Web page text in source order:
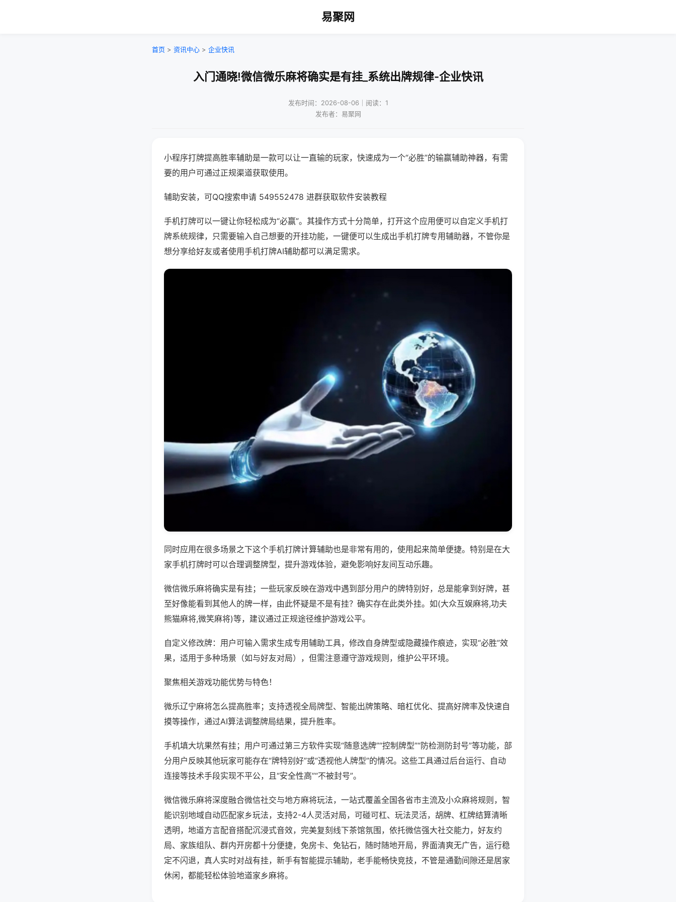
易聚网
首页 > 资讯中心 > 企业快讯
入门通晓!微信微乐麻将确实是有挂_系统出牌规律-企业快讯
发布时间：2026-08-06｜阅读：1
发布者：易聚网
小程序打牌提高胜率辅助是一款可以让一直输的玩家，快速成为一个“必胜”的输赢辅助神器，有需
要的用户可通过正规渠道获取使用。
辅助安装，可QQ搜索申请 549552478 进群获取软件安装教程
手机打牌可以一键让你轻松成为“必赢”。其操作方式十分简单，打开这个应用便可以自定义手机打
牌系统规律，只需要输入自己想要的开挂功能，一键便可以生成出手机打牌专用辅助器，不管你是
想分享给好友或者使用手机打牌AI辅助都可以满足需求。
同时应用在很多场景之下这个手机打牌计算辅助也是非常有用的，使用起来简单便捷。特别是在大
家手机打牌时可以合理调整牌型，提升游戏体验，避免影响好友间互动乐趣。
微信微乐麻将确实是有挂；一些玩家反映在游戏中遇到部分用户的牌特别好，总是能拿到好牌，甚
至好像能看到其他人的牌一样，由此怀疑是不是有挂？确实存在此类外挂。如(大众互娱麻将,功夫
熊猫麻将,微笑麻将)等，建议通过正规途径维护游戏公平。
自定义修改牌：用户可输入需求生成专用辅助工具，修改自身牌型或隐藏操作痕迹，实现“必胜”效
果，适用于多种场景（如与好友对局），但需注意遵守游戏规则，维护公平环境。
聚焦相关游戏功能优势与特色！
微乐辽宁麻将怎么提高胜率；支持透视全局牌型、智能出牌策略、暗杠优化、提高好牌率及快速自
摸等操作，通过AI算法调整牌局结果，提升胜率。
手机填大坑果然有挂；用户可通过第三方软件实现“随意选牌”“控制牌型”“防检测防封号”等功能，部
分用户反映其他玩家可能存在“牌特别好”或“透视他人牌型”的情况。这些工具通过后台运行、自动
连接等技术手段实现不平公，且“安全性高”“不被封号”。
微信微乐麻将深度融合微信社交与地方麻将玩法，一站式覆盖全国各省市主流及小众麻将规则，智
能识别地域自动匹配家乡玩法，支持2-4人灵活对局，可碰可杠、玩法灵活，胡牌、杠牌结算清晰
透明，地道方言配音搭配沉浸式音效，完美复刻线下茶馆氛围，依托微信强大社交能力，好友约
局、家族组队、群内开房都十分便捷，免房卡、免钻石，随时随地开局，界面清爽无广告，运行稳
定不闪退，真人实时对战有挂，新手有智能提示辅助，老手能畅快竞技，不管是通勤间隙还是居家
休闲，都能轻松体验地道家乡麻将。